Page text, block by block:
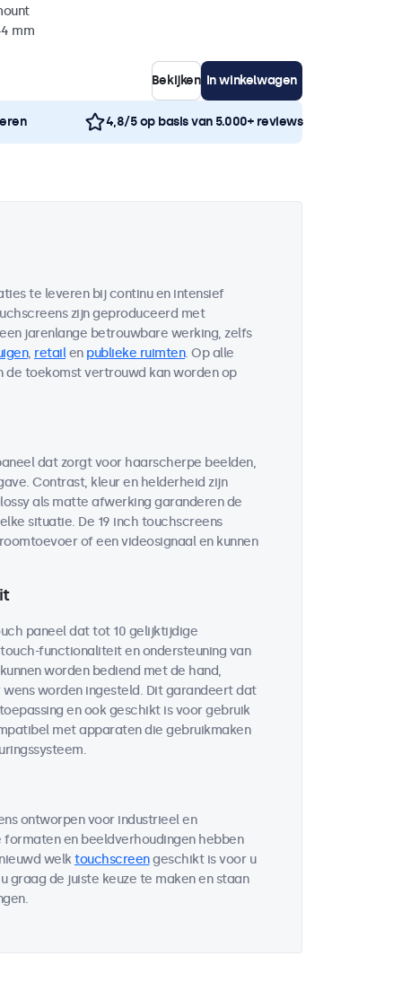
mm
Bekijken In winkelwagen
4,8/5 op basis van 5.000+ reviews
te leveren bij continu en intensief
zijn geproduceerd met
jarenlange betrouwbare werking, zelfs
, retailen publieke ruimten. Op alle
de toekomst vertrouwd kan worden op
dat zorgt voor haarscherpe beelden,
Contrast, kleur en helderheid zijn
als matte afwerking garanderen de
situatie. De 19 inch touchscreens
of een videosignaal en kunnen
paneel dat tot 10 gelijktijdige
functionaliteit en ondersteuning van
worden bediend met de hand,
worden ingesteld. Dit garandeert dat
en ook geschikt is voor gebruik
met apparaten die gebruikmaken
ontworpen voor industrieel en
en beeldverhoudingen hebben
welktouchscreengeschikt is voor u
graag de juiste keuze te maken en staan